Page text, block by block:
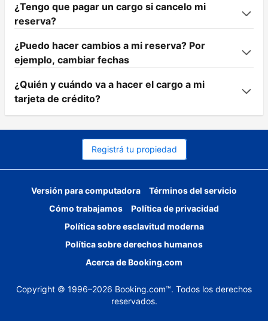
¿Tengo que pagar un cargo si cancelo mi
reserva?
¿Puedo hacer cambios a mi reserva? Por
ejemplo, cambiar fechas
¿Quién y cuándo va a hacer el cargo a mi
tarjeta de crédito?
Registrá tu propiedad
Versión para computadora
Términos del servicio
Cómo trabajamos
Política de privacidad
Política sobre esclavitud moderna
Política sobre derechos humanos
Acerca de Booking.com
Copyright © 1996–2026 Booking.com™. Todos los derechos
reservados.